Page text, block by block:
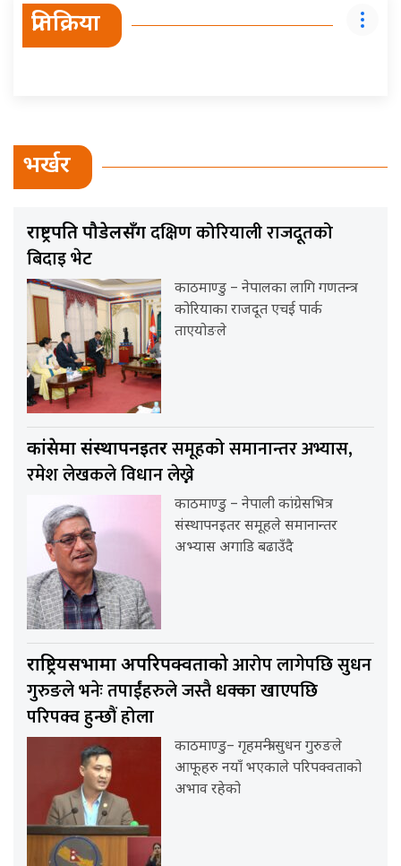
प्रतिक्रिया
भर्खर
राष्ट्रपति पौडेलसँगदक्षिण कोरियाली राजदूतको
बिदाइ भेट
काठमाण्डु – नेपालका लागि गणतन्त्र
कोरियाका राजदूत एचई पार्क
ताएयोङले
कांग्रेसमा संस्थापनइतरसमूहको समानान्तर अभ्यास,
रमेश लेखकले विधान लेख्ने
काठमाण्डु – नेपाली कांग्रेसभित्र
संस्थापनइतर समूहले समानान्तर
अभ्यास अगाडि बढाउँदै
राष्ट्रियसभामा अपरिपक्वताकोआरोप लागेपछि सुधन
गुरुङले भनेः तपाईंहरुले जस्तै धक्का खाएपछि
परिपक्व हुन्छौं होला
काठमाण्डु– गृहमन्त्री सुधन गुरुङले
आफूहरु नयाँ भएकाले परिपक्वताको
अभाव रहेको